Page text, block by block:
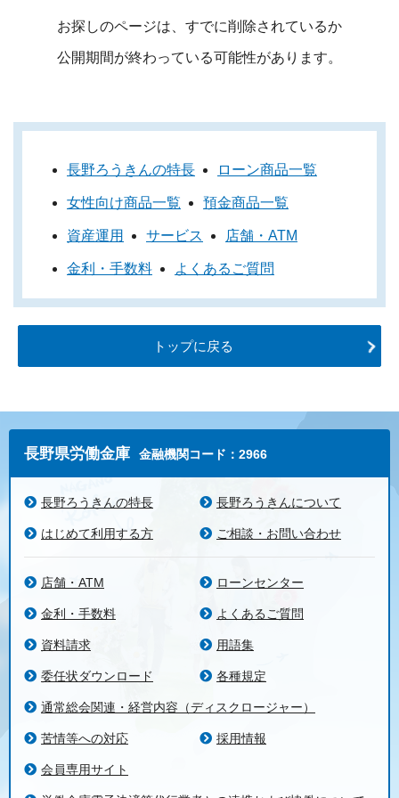
お探しのページは、すでに削除されているか
公開期間が終わっている可能性があります。
長野ろうきんの特長 ローン商品一覧
女性向け商品一覧 預金商品一覧
資産運用 サービス 店舗・ATM
金利・手数料 よくあるご質問
トップに戻る
長野県労働金庫 金融機関コード：2966
長野ろうきんの特長 長野ろうきんについて
はじめて利用する方 ご相談・お問い合わせ
店舗・ATM ローンセンター
金利・手数料 よくあるご質問
資料請求 用語集
委任状ダウンロード 各種規定
通常総会関連・経営内容（ディスクロージャー）
苦情等への対応 採用情報
会員専用サイト